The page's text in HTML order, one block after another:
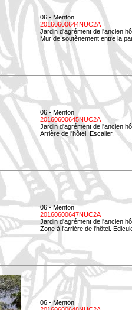
06 - Menton
20160600644NUC2A
Jardin d'agrément de l'ancien
Mur de soutènement entre la
06 - Menton
20160600645NUC2A
Jardin d'agrément de l'ancien
Arrière de l'hôtel. Escalier.
06 - Menton
20160600647NUC2A
Jardin d'agrément de l'ancien
Zone à l'arrière de l'hôtel.
06 - Menton